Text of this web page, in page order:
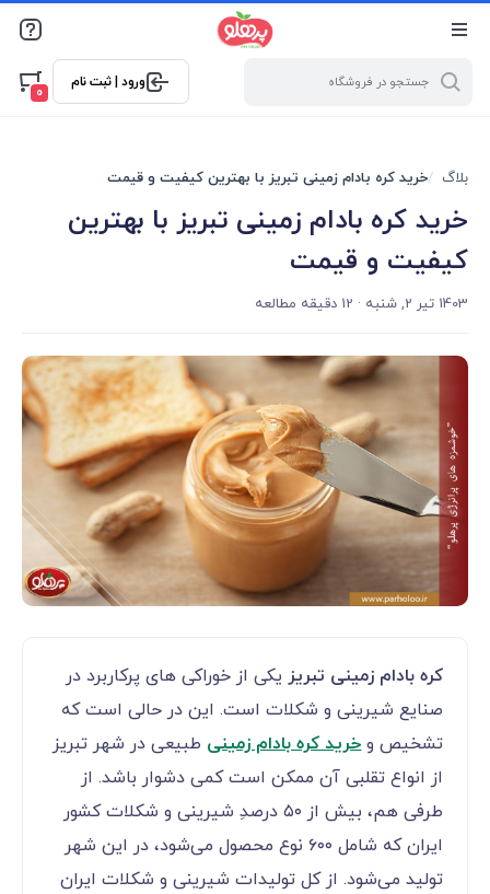
@media screen and (max-width: 500px) { .w-ch{bottom: 125px
!important; left:5px !important;} }
ورود | ثبت نام
0
بلاگ خرید کره بادام زمینی تبریز با بهترین کیفیت و قیمت
خرید کره بادام زمینی تبریز با بهترین
کیفیت و قیمت
1403 تیر 2, شنبه · 12 دقیقه مطالعه
کره بادام زمینی تبریز یکی از خوراکی های پرکاربرد در
صنایع شیرینی و شکلات است. این در حالی است که
تشخیص وخرید کره بادام زمینی طبیعی در شهر تبریز
از انواع تقلبی آن ممکن است کمی دشوار باشد. از
طرفی هم، بیش از ۵۰ درصدِ شیرینی و شکلات کشور
ایران که شامل ۶۰۰ نوع محصول می‌شود، در این شهر
تولید می‌شود. از کل تولیدات شیرینی و شکلات ایران